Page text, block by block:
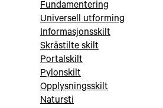
Fundamentering
Universell utforming
Informasjonsskilt
Skråstilte skilt
Portalskilt
Pylonskilt
Opplysningsskilt
Natursti